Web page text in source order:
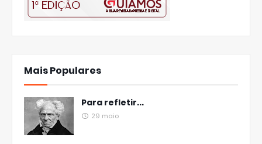
Mais Populares
Para refletir...
29 maio